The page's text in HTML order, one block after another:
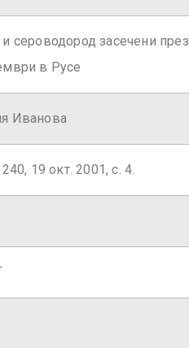
сероводород засечени през
в Русе
Иванова
19 окт. 2001, с. 4.